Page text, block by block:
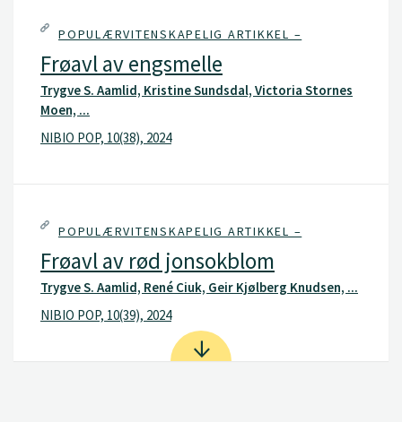
POPULÆRVITENSKAPELIG ARTIKKEL –
Frøavl av engsmelle
Trygve S. Aamlid, Kristine Sundsdal, Victoria Stornes
Moen, ...
NIBIO POP, 10(38), 2024
POPULÆRVITENSKAPELIG ARTIKKEL –
Frøavl av rød jonsokblom
Trygve S. Aamlid, René Ciuk, Geir Kjølberg Knudsen, ...
NIBIO POP, 10(39), 2024